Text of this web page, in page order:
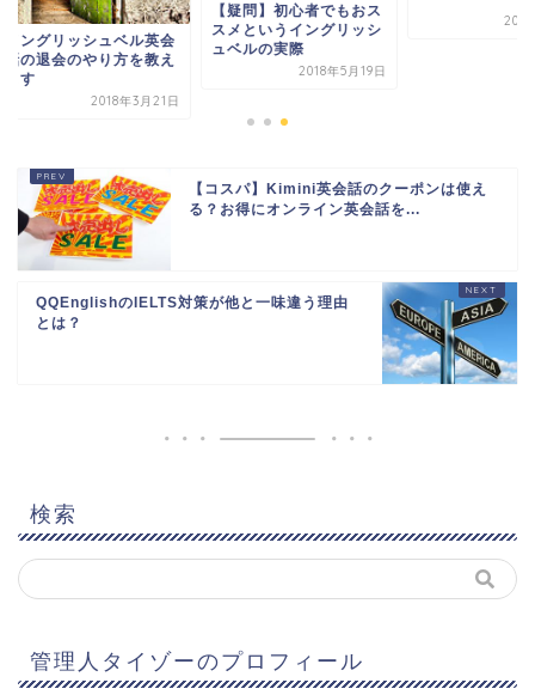
グリッシュベル英会
退会のやり方を教え
2018年3月21日
【疑問】初心者でもおス
スメというイングリッシ
ュベルの実際
2018年5月19日
2018年3
【コスパ】Kimini英会話のクーポンは使え
る？お得にオンライン英会話を...
QQEnglishのIELTS対策が他と一味違う理由
とは？
検索
管理人タイゾーのプロフィール